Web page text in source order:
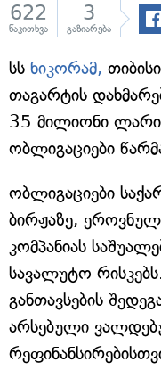
622
წაკითხვა
3
გაზიარება
სს ნიკორამ,
თაგარტის
35 მილიონი
ობლიგაციები
ობლიგაციები
ბირჟაზე,
კომპანიას
სავალუტო
განთავსების
არსებული